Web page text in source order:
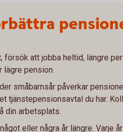
försök att jobba heltid, längre
lägre pension.
småbarnsår påverkar
tjänstepensionsavtal du har.
din arbetsplats.
eller några år längre. Varje